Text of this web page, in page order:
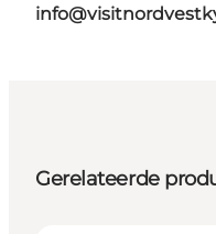
Gerelateerde